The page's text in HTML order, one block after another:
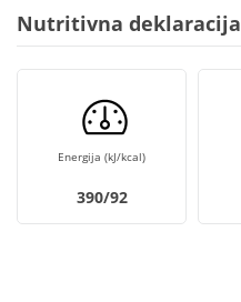
Nutritivna deklaracija
Energija (kJ/kcal)
390/92